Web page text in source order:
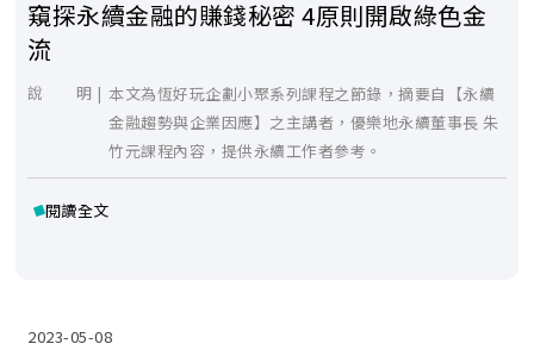
窺探永續金融的賺錢秘密 4原則開啟綠色金
流
說 明 | 本文為恆好玩企劃小聚系列課程之節錄，摘要自【永續
金融趨勢與企業因應】之主講者，優樂地永續董事長 朱
竹元課程內容，提供永續工作者參考。
閱讀全文
2023-05-08